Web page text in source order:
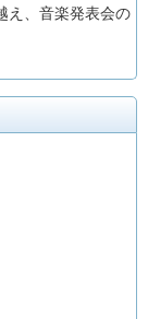
え、音楽発表会の